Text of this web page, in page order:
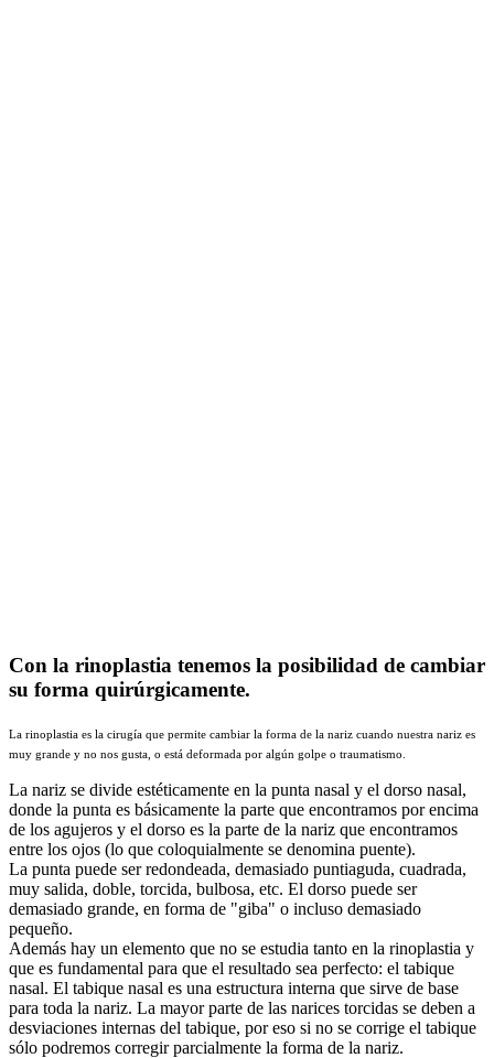
Con la rinoplastia tenemos la posibilidad de cambiar
su forma quirúrgicamente.
La rinoplastia es la cirugía que permite cambiar la forma de la nariz cuando nuestra nariz es
muy grande y no nos gusta, o está deformada por algún golpe o traumatismo.
La nariz se divide estéticamente en la punta nasal y el dorso nasal,
donde la punta es básicamente la parte que encontramos por encima
de los agujeros y el dorso es la parte de la nariz que encontramos
entre los ojos (lo que coloquialmente se denomina puente).
La punta puede ser redondeada, demasiado puntiaguda, cuadrada,
muy salida, doble, torcida, bulbosa, etc. El dorso puede ser
demasiado grande, en forma de "giba" o incluso demasiado
pequeño.
Además hay un elemento que no se estudia tanto en la rinoplastia y
que es fundamental para que el resultado sea perfecto: el tabique
nasal. El tabique nasal es una estructura interna que sirve de base
para toda la nariz. La mayor parte de las narices torcidas se deben a
desviaciones internas del tabique, por eso si no se corrige el tabique
sólo podremos corregir parcialmente la forma de la nariz.